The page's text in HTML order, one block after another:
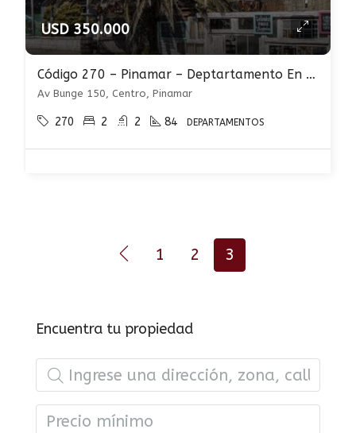
USD 350.000
Código 270 – Pinamar – Deptartamento En Venta
Av Bunge 150, Centro, Pinamar
270 2 2 84 DEPARTAMENTOS
1 2 3
Encuentra tu propiedad